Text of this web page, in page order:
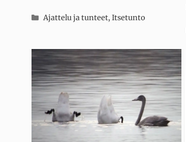
Kategoriat
Ajattelu ja tunteet,Itsetunto